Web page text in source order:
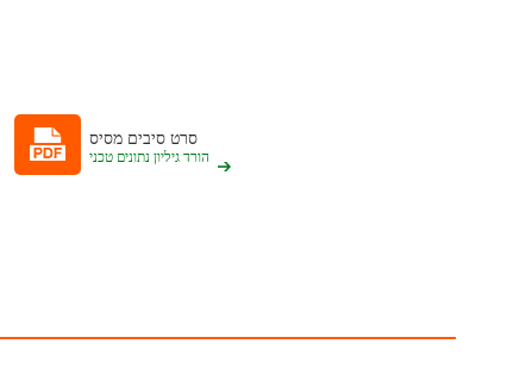
סרט סיבים מסיס
הורד גיליון נתונים טכני